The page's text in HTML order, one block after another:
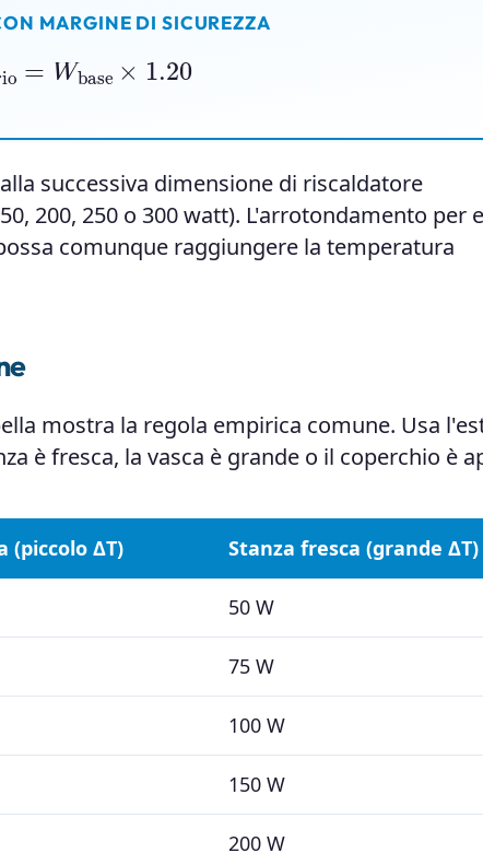
MARGINE DI SICUREZZA
=W base × 1.20
successiva dimensione di riscaldatore
200, 250 o 300 watt). L'arrotondamento per
comunque raggiungere la temperatura
mostra la regola empirica comune. Usa
è fresca, la vasca è grande o il coperchio è
(piccolo ΔT) Stanza fresca (grande ΔT)
50 W
75 W
100 W
150 W
200 W